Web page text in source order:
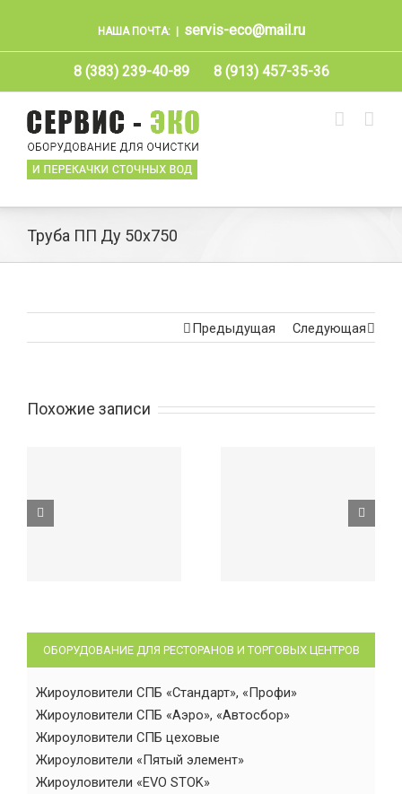
НАША ПОЧТА: servis-eco@mail.ru
8 (383) 239-40-89 8 (913) 457-35-36
Труба ПП Ду 50х750
Предыдущая Следующая
Похожие записи
ОБОРУДОВАНИЕ ДЛЯ РЕСТОРАНОВ И ТОРГОВЫХ ЦЕНТРОВ
Жироуловители СПБ «Стандарт», «Профи»
Жироуловители СПБ «Аэро», «Автосбор»
Жироуловители СПБ цеховые
Жироуловители «Пятый элемент»
Жироуловители «EVO STOK»